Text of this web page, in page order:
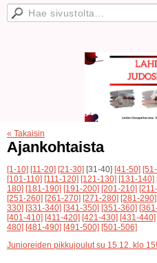
« Takaisin
Ajankohtaista
[1-10] [11-20] [21-30] [31-40] [41-50]
[101-110] [111-120] [121-130] [131-140]
180] [181-190] [191-200] [201-210]
[251-260] [261-270] [271-280] [281-290]
330] [331-340] [341-350] [351-360]
[401-410] [411-420] [421-430] [431-440]
480] [481-490] [491-500] [501-506]
Junioreiden pikkujoulut su 15.12. klo 15!